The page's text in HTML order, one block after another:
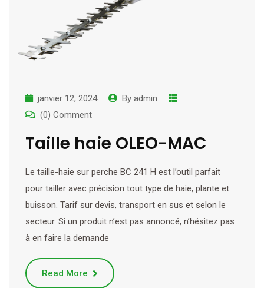
janvier 12, 2024 By admin
(0) Comment
Taille haie OLEO-MAC
Le taille-haie sur perche BC 241 H est l’outil parfait
pour tailler avec précision tout type de haie, plante et
buisson. Tarif sur devis, transport en sus et selon le
secteur. Si un produit n’est pas annoncé, n’hésitez pas
à en faire la demande
Read More